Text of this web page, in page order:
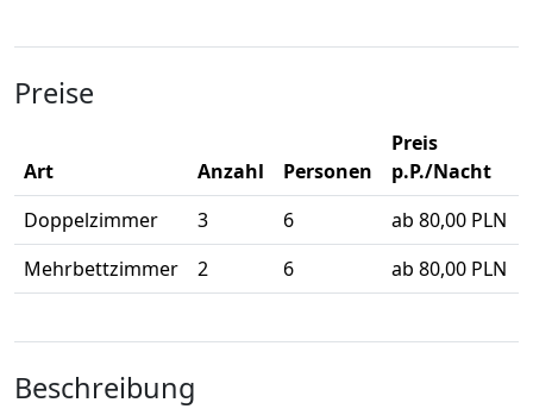
Preise
Art Anzahl Personen
Preis
p.P./Nacht
Doppelzimmer
3 6
ab 80,00 PLN
Mehrbettzimmer
2 6 ab 80,00 PLN
Beschreibung